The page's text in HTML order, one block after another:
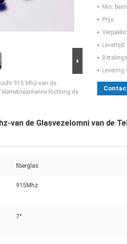
915 Mhz-van de
Richting de
Min.
Prijs:
Levertijd:
Levering
van de Glasvezelomni van de
fiberglas
915Mhz
7°